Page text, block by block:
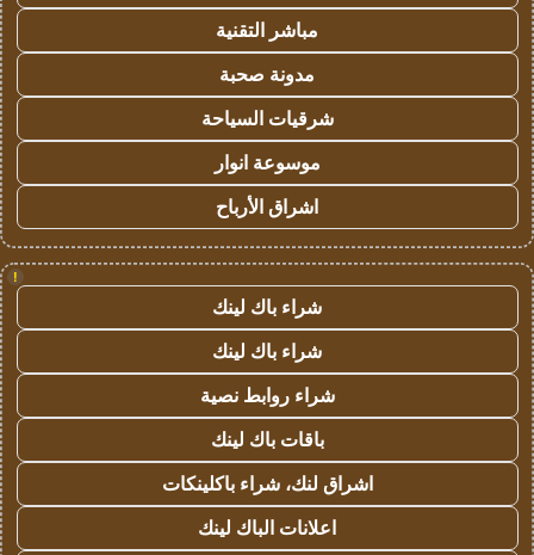
مباشر التقنية
مدونة صحبة
شرقيات السياحة
موسوعة انوار
اشراق الأرباح
!
شراء باك لينك
شراء باك لينك
شراء روابط نصية
باقات باك لينك
اشراق لنك، شراء باكلينكات
اعلانات الباك لينك